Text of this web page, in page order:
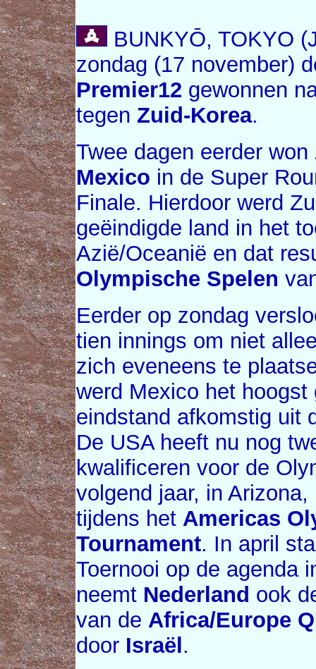
BUNKYŌ, TOKYO
zondag (17 november)
Premier12 gewonnen
tegen Zuid-Korea.
Twee dagen eerder
Mexico in de Super
Finale. Hierdoor werd
geëindigde land in het
Azië/Oceanië en dat
Olympische Spelen
Eerder op zondag
tien innings om niet
zich eveneens te
werd Mexico het
eindstand afkomstig uit
De USA heeft nu nog
kwalificeren voor de
volgend jaar, in
tijdens het Americas
Tournament. In april
Toernooi op de agenda
neemt Nederland ook
van de Africa/Europe
door Israël .